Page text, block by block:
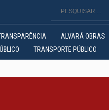
ALVARÁ OBRAS
TRANSPORTE PÚBLICO